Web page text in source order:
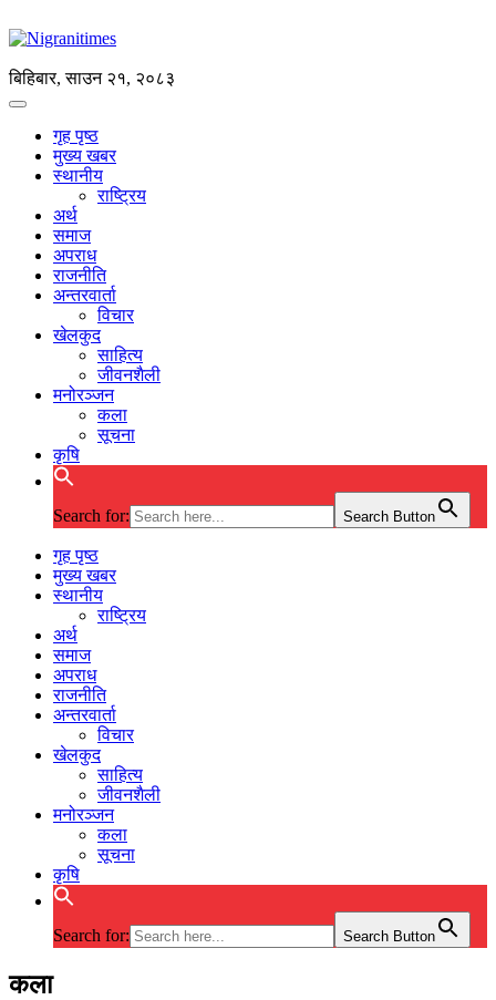
बिहिबार, साउन २१, २०८३
गृह पृष्ठ
मुख्य खबर
स्थानीय
राष्ट्रिय
अर्थ
समाज
अपराध
राजनीति
अन्तरवार्ता
विचार
खेलकुद
साहित्य
जीवनशैली
मनोरञ्जन
कला
सूचना
कृषि
Search for: Search Button
गृह पृष्ठ
मुख्य खबर
स्थानीय
राष्ट्रिय
अर्थ
समाज
अपराध
राजनीति
अन्तरवार्ता
विचार
खेलकुद
साहित्य
जीवनशैली
मनोरञ्जन
कला
सूचना
कृषि
Search for: Search Button
कला